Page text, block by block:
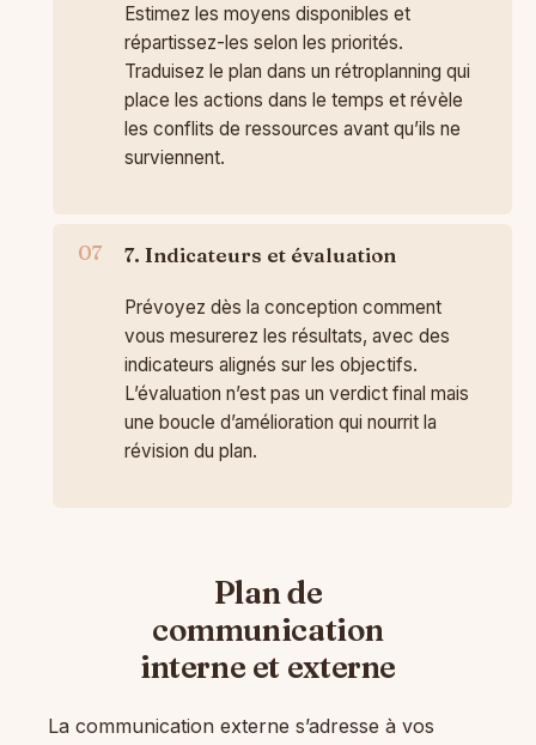
Estimez les moyens disponibles et
répartissez-les selon les priorités.
Traduisez le plan dans un rétroplanning qui
place les actions dans le temps et révèle
les conflits de ressources avant qu’ils ne
surviennent.
7. Indicateurs et évaluation
Prévoyez dès la conception comment
vous mesurerez les résultats, avec des
indicateurs alignés sur les objectifs.
L’évaluation n’est pas un verdict final mais
une boucle d’amélioration qui nourrit la
révision du plan.
Plan de
communication
interne et externe
La communication externe s’adresse à vos